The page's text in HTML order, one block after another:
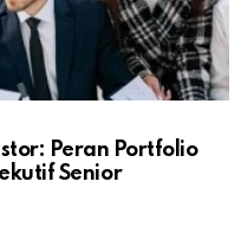
Peran Portfolio
Senior